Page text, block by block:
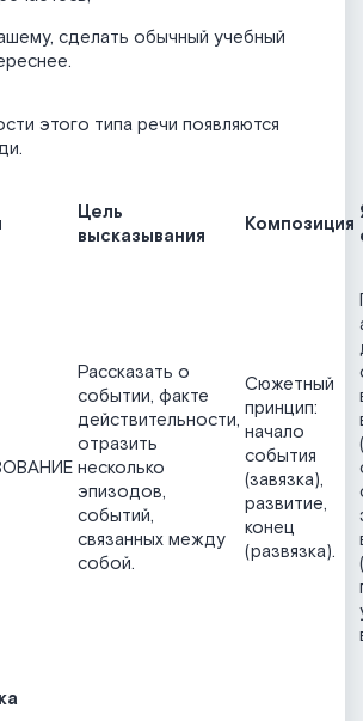
сделать обычный учебный
этого типа речи появляются
Цель
высказывания
Композиция
Рассказать о
событии, факте
действительности,
отразить
несколько
эпизодов,
событий,
связанных между
собой.
Сюжетный
принцип:
начало
события
(завязка),
развитие,
конец
(развязка).